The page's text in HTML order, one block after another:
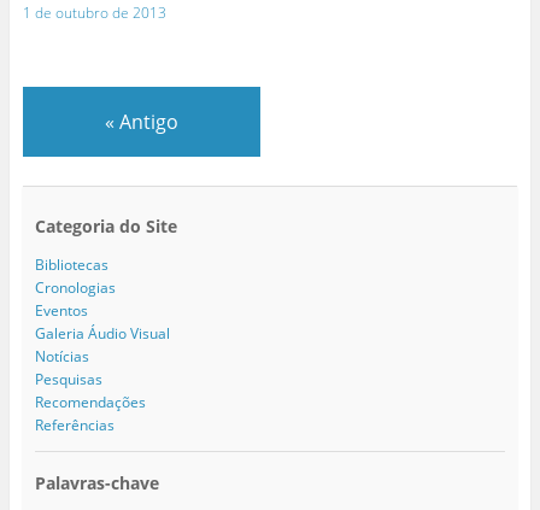
1 de outubro de 2013
« Antigo
Categoria do Site
Bibliotecas
Cronologias
Eventos
Galeria Áudio Visual
Notícias
Pesquisas
Recomendações
Referências
Palavras-chave